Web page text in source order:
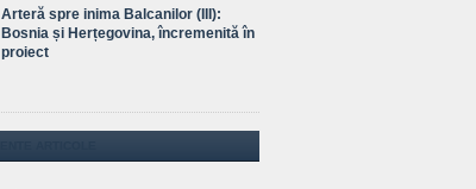
Arteră spre inima Balcanilor (III):
Bosnia și Herțegovina, încremenită în
proiect